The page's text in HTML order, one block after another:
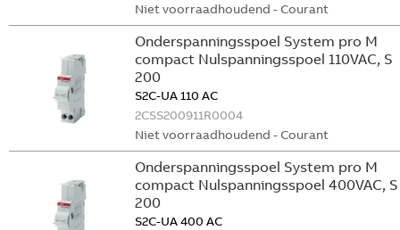
Niet voorraadhoudend - Courant
Onderspanningsspoel System pro M
compact Nulspanningsspoel 110VAC, S
200
S2C-UA 110 AC
2CSS200911R0004
Niet voorraadhoudend - Courant
Onderspanningsspoel System pro M
compact Nulspanningsspoel 400VAC, S
200
S2C-UA 400 AC